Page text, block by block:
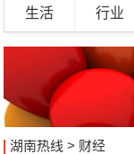
生活 行业
湖南热线 > 财经